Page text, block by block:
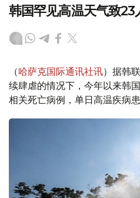
韩国罕见高温天气致23
（哈萨克国际通讯社讯）据韩
续肆虐的情况下，今年以来韩
相关死亡病例，单日高温疾病